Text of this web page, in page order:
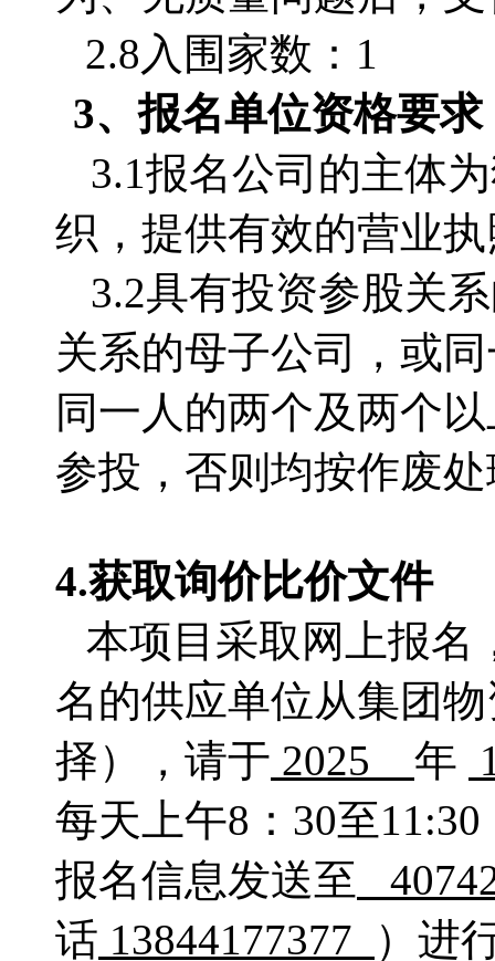
2.8入围家数：1
3、报名单位资格要求
3.1报名公司的主体
织，提供有效的营业
3.2具有投资参股关
关系的母子公司，或
同一人的两个及两个
参投，否则均按作废
4.获取询价比价文件
本项目采取网上报名
名的供应单位从集团
择），请于 2025 年
每天上午8： 30至
报名信息发送至
话 13844177377
）进